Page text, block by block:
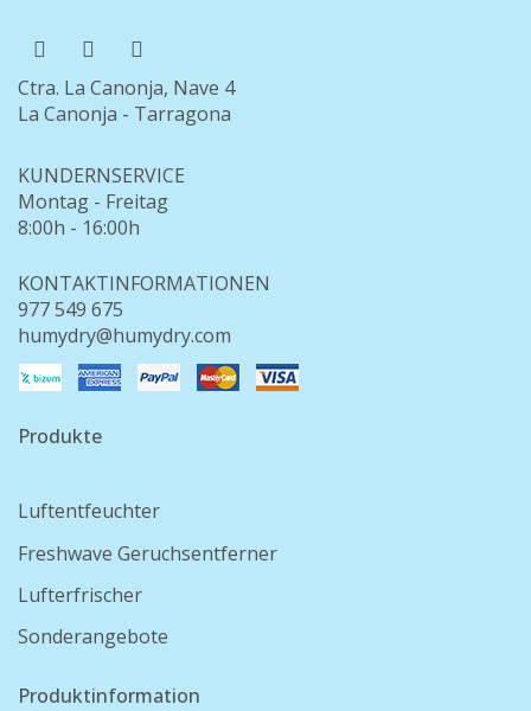
Ctra. La Canonja, Nave 4
La Canonja - Tarragona
KUNDERNSERVICE
Montag - Freitag
8:00h - 16:00h
KONTAKTINFORMATIONEN
977 549 675
humydry@humydry.com
Produkte
Luftentfeuchter
Freshwave Geruchsentferner
Lufterfrischer
Sonderangebote
Produktinformation